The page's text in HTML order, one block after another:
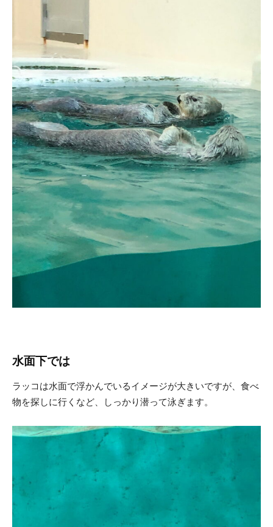
水面下では
ラッコは水面で浮かんでいるイメージが大きいですが、食べ
物を探しに行くなど、しっかり潜って泳ぎます。